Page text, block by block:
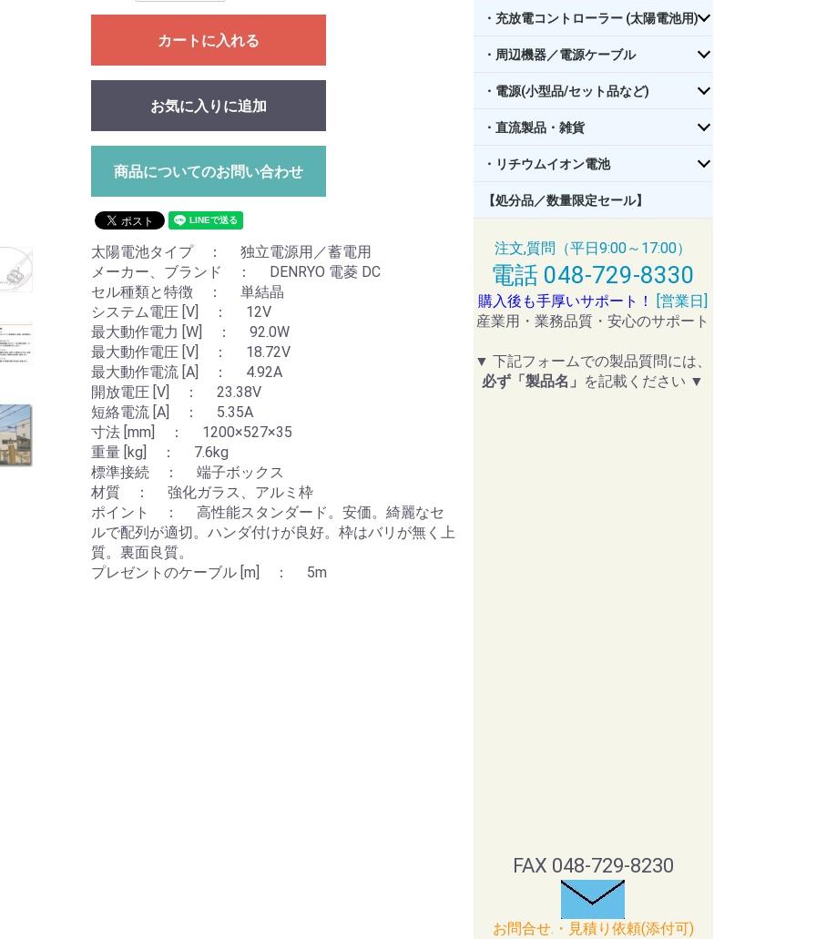
カートに入れる
お気に入りに追加
商品についてのお問い合わせ
太陽電池タイプ ： 独立電源用／蓄電用
メーカー、ブランド ： DENRYO 電菱 DC
セル種類と特徴 ： 単結晶
システム電圧 [V] ： 12V
最大動作電力 [W] ： 92.0W
最大動作電圧 [V] ： 18.72V
最大動作電流 [A] ： 4.92A
開放電圧 [V] ： 23.38V
短絡電流 [A] ： 5.35A
寸法 [mm] ： 1200×527×35
重量 [kg] ： 7.6kg
標準接続 ： 端子ボックス
材質 ： 強化ガラス、アルミ枠
ポイント ： 高性能スタンダード。安価。綺麗なセ
ルで配列が適切。ハンダ付けが良好。枠はバリが無く上
質。裏面良質。
プレゼントのケーブル [m] ： 5m
・充放電コントローラー (太陽電池用)
・周辺機器／電源ケーブル
・電源(小型品/セット品など)
・直流製品・雑貨
・リチウムイオン電池
【処分品／数量限定セール】
注文,質問（平日9:00～17:00）
電話 048-729-8330
購入後も手厚いサポート！
[営業日]
産業用・業務品質・安心のサポート
▼ 下記フォームでの製品質問には、
必ず「製品名」 を記載ください ▼
FAX 048-729-8230
お問合せ.・見積り依頼(添付可)